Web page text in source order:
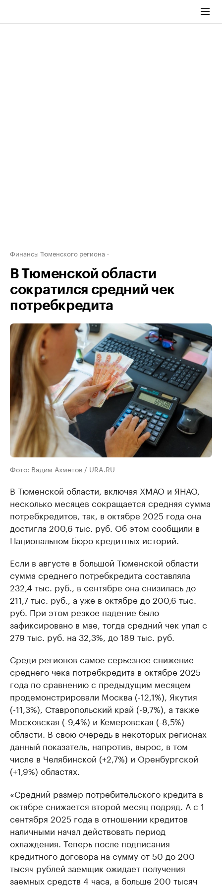
Финансы Тюменского региона
В Тюменской области
сократился средний чек
потребкредита
Фото: Вадим Ахметов / URA.RU
В Тюменской области, включая ХМАО и ЯНАО,
несколько месяцев сокращается средняя сумма
потребкредитов, так, в октябре 2025 года она
достигла 200,6 тыс. руб. Об этом сообщили в
Национальном бюро кредитных историй.
Если в августе в большой Тюменской области
сумма среднего потребкредита составляла
232,4 тыс. руб., в сентябре она снизилась до
211,7 тыс. руб., а уже в октябре до 200,6 тыс.
руб. При этом резкое падение было
зафиксировано в мае, тогда средний чек упал с
279 тыс. руб. на 32,3%, до 189 тыс. руб.
Среди регионов самое серьезное снижение
среднего чека потребкредита в октябре 2025
года по сравнению с предыдущим месяцем
продемонстрировали Москва (-12,1%), Якутия
(-11,3%), Ставропольский край (-9,7%), а также
Московская (-9,4%) и Кемеровская (-8,5%)
области. В свою очередь в некоторых регионах
данный показатель, напротив, вырос, в том
числе в Челябинской (+2,7%) и Оренбургской
(+1,9%) областях.
«Средний размер потребительского кредита в
октябре снижается второй месяц подряд. А с 1
сентября 2025 года в отношении кредитов
наличными начал действовать период
охлаждения. Теперь после подписания
кредитного договора на сумму от 50 до 200
тысяч рублей заемщик ожидает получения
заемных средств 4 часа, а больше 200 тысяч